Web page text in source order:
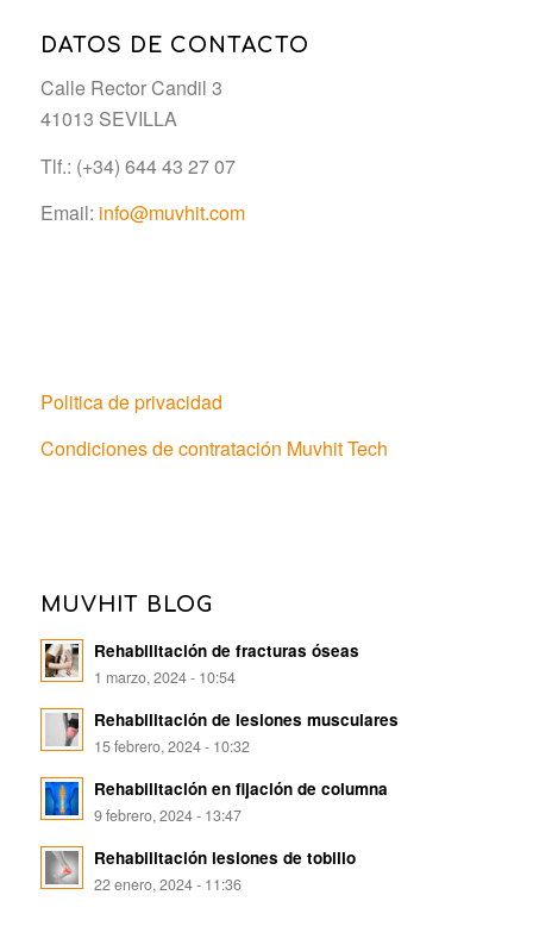
DATOS DE CONTACTO
Calle Rector Candil 3
41013 SEVILLA
Tlf.: (+34) 644 43 27 07
Email: info@muvhit.com
Politica de privacidad
Condiciones de contratación Muvhit Tech
MUVHIT BLOG
Rehabilitación de fracturas óseas
1 marzo, 2024 - 10:54
Rehabilitación de lesiones musculares
15 febrero, 2024 - 10:32
Rehabilitación en fijación de columna
9 febrero, 2024 - 13:47
Rehabilitación lesiones de tobillo
22 enero, 2024 - 11:36